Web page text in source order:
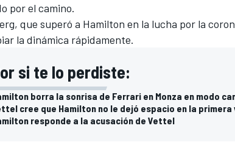
por el camino.
que superó a Hamilton en la lucha por la
la dinámica rápidamente.
si te lo perdiste:
borra la sonrisa de Ferrari en Monza en modo
cree que Hamilton no le dejó espacio en la primera
responde a la acusación de Vettel